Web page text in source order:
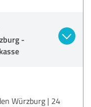
-
Würzburg | 24